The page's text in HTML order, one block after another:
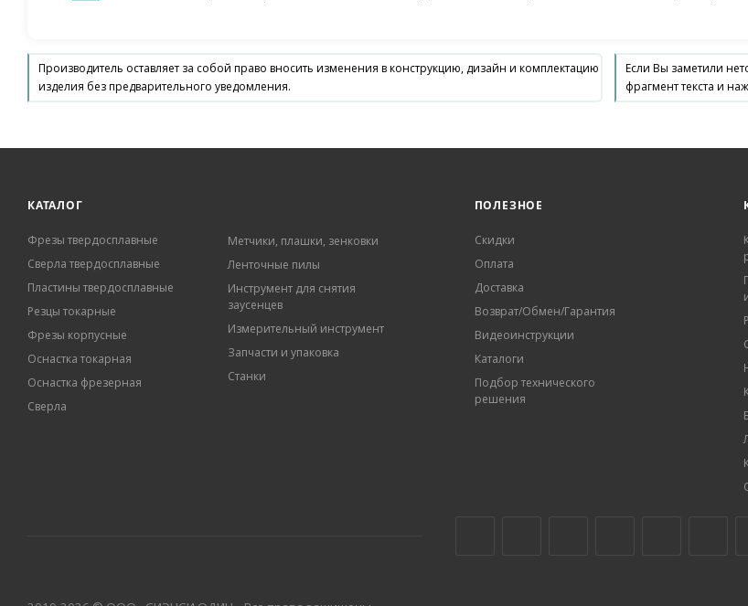
Производитель оставляет за собой право вносить изменения в конструкцию, дизайн и комплектацию
изделия без предварительного уведомления.
Если Вы заметили
фрагмент текста и
КАТАЛОГ
Фрезы твердосплавные
Сверла твердосплавные
Пластины твердосплавные
Резцы токарные
Фрезы корпусные
Оснастка токарная
Оснастка фрезерная
Сверла
Метчики, плашки, зенковки
Ленточные пилы
Инструмент для снятия
заусенцев
Измерительный инструмент
Запчасти и упаковка
Станки
ПОЛЕЗНОЕ
Скидки
Оплата
Доставка
Возврат/Обмен/Гарантия
Видеоинструкции
Каталоги
Подбор технического
решения